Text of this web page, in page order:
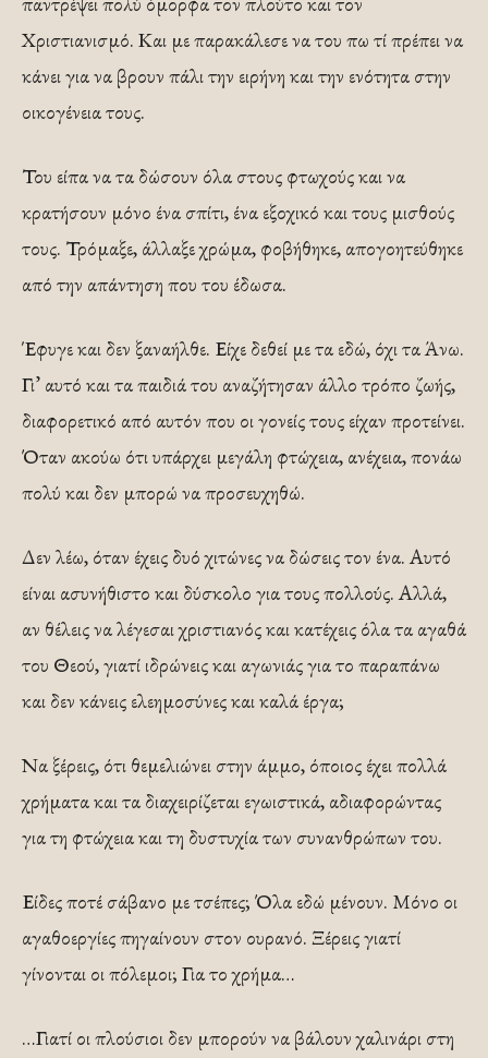
Χριστιανισμό. Και με παρακάλεσε να του πω τί πρέπει να
κάνει για να βρουν πάλι την ειρήνη και την ενότητα στην
οικογένεια τους.
Του είπα να τα δώσουν όλα στους φτωχούς και να
κρατήσουν μόνο ένα σπίτι, ένα εξοχικό και τους μισθούς
τους. Τρόμαξε, άλλαξε χρώμα, φοβήθηκε, απογοητεύθηκε
από την απάντηση που του έδωσα.
Έφυγε και δεν ξαναήλθε. Είχε δεθεί με τα εδώ, όχι τα Άνω.
Γι’ αυτό και τα παιδιά του αναζήτησαν άλλο τρόπο ζωής,
διαφορετικό από αυτόν που οι γονείς τους είχαν προτείνει.
Όταν ακούω ότι υπάρχει μεγάλη φτώχεια, ανέχεια, πονάω
πολύ και δεν μπορώ να προσευχηθώ.
Δεν λέω, όταν έχεις δυό χιτώνες να δώσεις τον ένα. Αυτό
είναι ασυνήθιστο και δύσκολο για τους πολλούς. Αλλά,
αν θέλεις να λέγεσαι χριστιανός και κατέχεις όλα τα αγαθά
του Θεού, γιατί ιδρώνεις και αγωνιάς για το παραπάνω
και δεν κάνεις ελεημοσύνες και καλά έργα;
Να ξέρεις, ότι θεμελιώνει στην άμμο, όποιος έχει πολλά
χρήματα και τα διαχειρίζεται εγωιστικά, αδιαφορώντας
για τη φτώχεια και τη δυστυχία των συνανθρώπων του.
Είδες ποτέ σάβανο με τσέπες; Όλα εδώ μένουν. Μόνο οι
αγαθοεργίες πηγαίνουν στον ουρανό. Ξέρεις γιατί
γίνονται οι πόλεμοι; Για το χρήμα…
…Γιατί οι πλούσιοι δεν μπορούν να βάλουν χαλινάρι στη